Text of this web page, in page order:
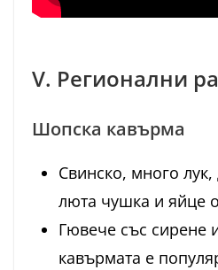
V. Регионални
Шопска кавърма
Свинско, много
люта чушка и яйце
Гювече със сирене
кавърмата е